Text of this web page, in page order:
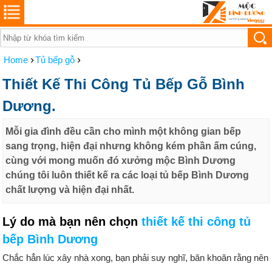
Home ›Tủ bếp gỗ ›
Thiết Kế Thi Công Tủ Bếp Gỗ Bình
Dương.
Mỗi gia đình đều cần cho mình một không gian bếp
sang trọng, hiện đại nhưng không kém phần ấm cúng,
cùng với mong muốn đó xưởng mộc Bình Dương
chúng tôi luôn thiết kế ra các loại tủ bếp Bình Dương
chất lượng và hiện đại nhất.
Lý do mà bạn nên chọnthiết kế thi công tủ
bếp Bình Dương
Chắc hẳn lúc xây nhà xong, bạn phải suy nghĩ, băn khoăn rằng nên